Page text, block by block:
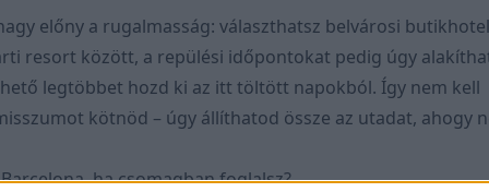
előny a rugalmasság: választhatsz belvárosi
resort között, a repülési időpontokat pedig úgy
legtöbbet hozd ki az itt töltött napokból. Így nem kell
kötnöd – úgy állíthatod össze az utadat, ahogy
ha csomagban foglalsz?